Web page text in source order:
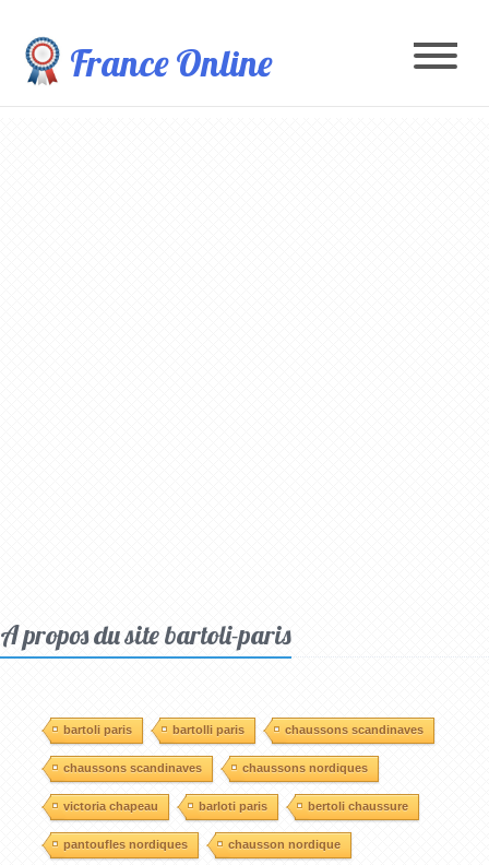
France Online
A propos du site bartoli-paris
bartoli paris bartolli paris chaussons scandinaves
chaussons scandinaves chaussons nordiques
victoria chapeau barloti paris bertoli chaussure
pantoufles nordiques chausson nordique